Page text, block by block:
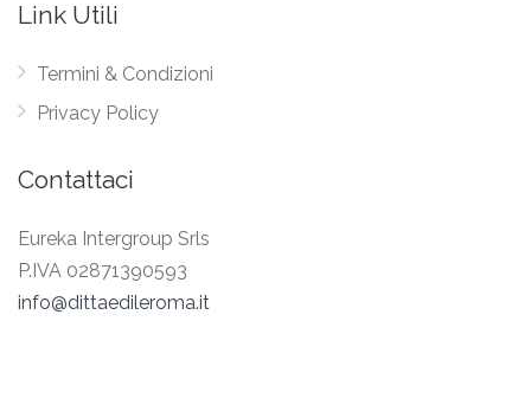
Link Utili
Termini & Condizioni
Privacy Policy
Contattaci
Eureka Intergroup Srls
P.IVA 02871390593
info@dittaedileroma.it